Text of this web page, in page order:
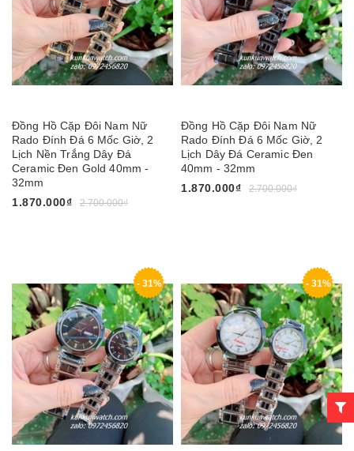
Đồng Hồ Cặp Đôi Nam Nữ
Rado Đính Đá 6 Mốc Giờ, 2
Lịch Nền Trắng Dây Đá
Ceramic Đen Gold 40mm -
32mm
1.870.000₫
2.700.000₫
Đồng Hồ Cặp Đôi Nam Nữ
Rado Đính Đá 6 Mốc Giờ, 2
Lịch Dây Đá Ceramic Đen
40mm - 32mm
1.870.000₫
2.700.000₫
- 31% - 31%